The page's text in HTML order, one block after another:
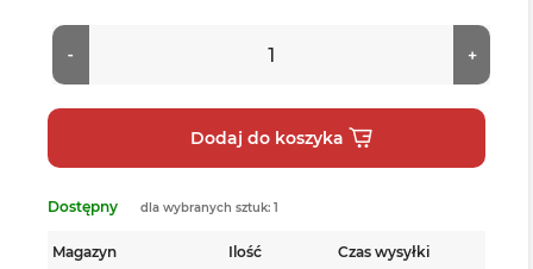
Dostępny dla wybranych sztuk: 1
Magazyn Ilość Czas wysyłki